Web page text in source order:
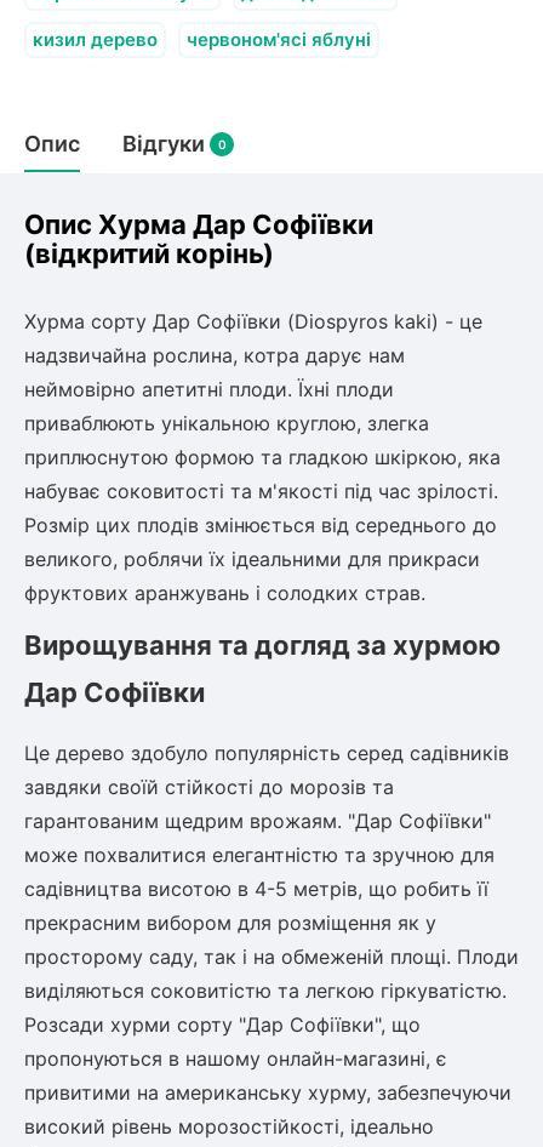
Гуаява (гуава)
Оливкове Дерево
Мирт
Інжирний персик
Нектарин
Алича
Айва
Хурма
Шовковиця
Обліпиха
Кизил
Диплоидная слива
Азіатська груша
Смородина
Актинідія
Ірга
Ківі
Тамарикс
Пієріс Японський
Бересклет
Вейгела
Пухироплідник
Спірея
Азалія
Дерен
Штамбові троянди
Бузок
Жасмин (Чубушник)
Будлея
Лавровишня
Кизильник
Калина
Піраканта
Бузина
Багаторічні рослини
Молодило (Кам'яні троянди)
М'ята
Лаванда
Бамбук
Очиток (седум)
Вівсяниця
Барвінок
Чемерник (морозник)
Рослини що в'ються
Сітка затіняюча
Рубальні машини
Картоплесаджалки
Картоплекопалки
Роторні косарки
Навантажувачі
кизил дерево червоном'ясі яблуні
Опис Відгуки 0
Опис Хурма Дар Софіївки
(відкритий корінь)
Хурма сорту Дар Софіївки (Diospyros kaki) - це
надзвичайна рослина, котра дарує нам
неймовірно апетитні плоди. Їхні плоди
приваблюють унікальною круглою, злегка
приплюснутою формою та гладкою шкіркою, яка
набуває соковитості та м'якості під час зрілості.
Розмір цих плодів змінюється від середнього до
великого, роблячи їх ідеальними для прикраси
фруктових аранжувань і солодких страв.
Вирощування та догляд за хурмою
Дар Софіївки
Це дерево здобуло популярність серед садівників
завдяки своїй стійкості до морозів та
гарантованим щедрим врожаям. "Дар Софіївки"
може похвалитися елегантністю та зручною для
садівництва висотою в 4-5 метрів, що робить її
прекрасним вибором для розміщення як у
просторому саду, так і на обмеженій площі. Плоди
виділяються соковитістю та легкою гіркуватістю.
Розсади хурми сорту "Дар Софіївки", що
пропонуються в нашому онлайн-магазині, є
привитими на американську хурму, забезпечуючи
високий рівень морозостійкості, ідеально